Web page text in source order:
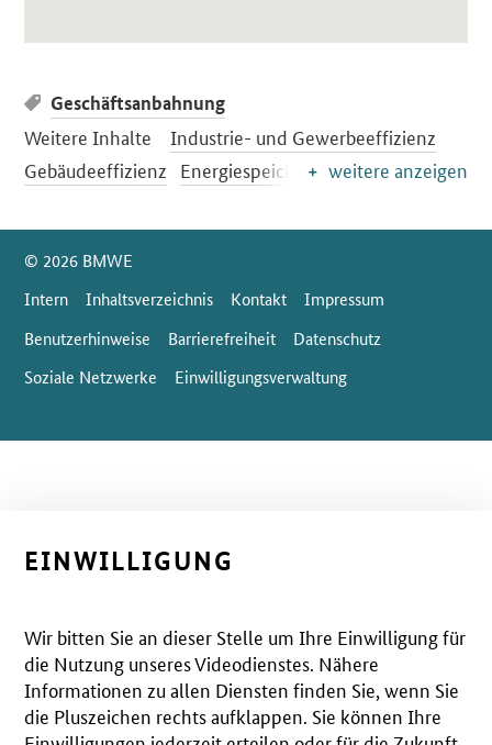
Geschäftsanbahnung
Weitere Inhalte
Industrie- und Gewerbeeffizienz
Gebäudeeffizienz Energiespeicher weitere anzeigen
SrOnlyServicemenü
© 2026 BMWE
Intern
Inhaltsverzeichnis Kontakt
Impressum
Benutzerhinweise
Barrierefreiheit
Datenschutz
Soziale Netzwerke
Einwilligungsverwaltung
EINWILLIGUNG
Wir bitten Sie an dieser Stelle um Ihre Einwilligung für
die Nutzung unseres Videodienstes. Nähere
Informationen zu allen Diensten finden Sie, wenn Sie
die Pluszeichen rechts aufklappen. Sie können Ihre